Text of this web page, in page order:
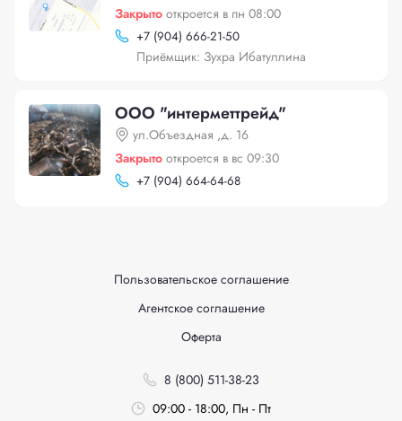
Закрыто откроется в пн 08:00
+7 (904) 666-21-50
Приёмщик: Зухра Ибатуллина
ООО "интерметтрейд"
ул.Объездная ,д. 16
Закрыто откроется в вс 09:30
+7 (904) 664-64-68
Пользовательское соглашение
Агентское соглашение
Оферта
8 (800) 511-38-23
09:00 - 18:00, Пн - Пт